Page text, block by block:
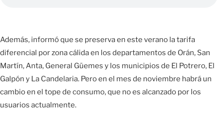
Además, informó que se preserva en este verano la tarifa
diferencial por zona cálida en los departamentos de Orán, San
Martín, Anta, General Güemes y los municipios de El Potrero, El
Galpón y La Candelaria. Pero en el mes de noviembre habrá un
cambio en el tope de consumo, que no es alcanzado por los
usuarios actualmente.